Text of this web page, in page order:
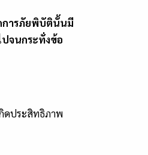
การภัยพิบัตินั้นมี
จนกระทั่งข้อ
ดประสิทธิภาพ